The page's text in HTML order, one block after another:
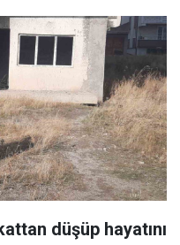
düşüp hayatını